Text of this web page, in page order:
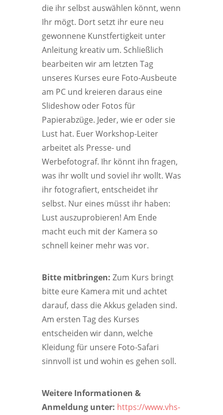
die ihr selbst auswählen könnt, wenn
Ihr mögt. Dort setzt ihr eure neu
gewonnene Kunstfertigkeit unter
Anleitung kreativ um. Schließlich
bearbeiten wir am letzten Tag
unseres Kurses eure Foto-Ausbeute
am PC und kreieren daraus eine
Slideshow oder Fotos für
Papierabzüge. Jeder, wie er oder sie
Lust hat. Euer Workshop-Leiter
arbeitet als Presse- und
Werbefotograf. Ihr könnt ihn fragen,
was ihr wollt und soviel ihr wollt. Was
ihr fotografiert, entscheidet ihr
selbst. Nur eines müsst ihr haben:
Lust auszuprobieren! Am Ende
macht euch mit der Kamera so
schnell keiner mehr was vor.
Bitte mitbringen: Zum Kurs bringt
bitte eure Kamera mit und achtet
darauf, dass die Akkus geladen sind.
Am ersten Tag des Kurses
entscheiden wir dann, welche
Kleidung für unsere Foto-Safari
sinnvoll ist und wohin es gehen soll.
Weitere Informationen &
Anmeldung unter: https://www.vhs-